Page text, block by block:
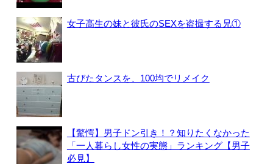
女子高生の妹と彼氏のSEXを盗撮する兄①
古びたタンスを、100均でリメイク
【驚愕】男子ドン引き！？知りたくなかった
「一人暮らし女性の実態」ランキング【男子
必見】